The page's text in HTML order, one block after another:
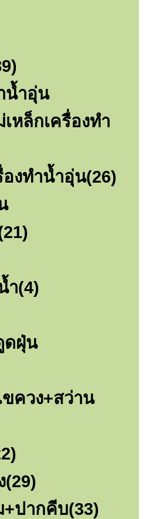
น้ำอุ่น
หล็กเครื่องทำ
องทำน้ำอุ่น(26)
ำ(4)
ดฝุ่น
ควง+สว่าน
(29)
+ปากคีบ(33)